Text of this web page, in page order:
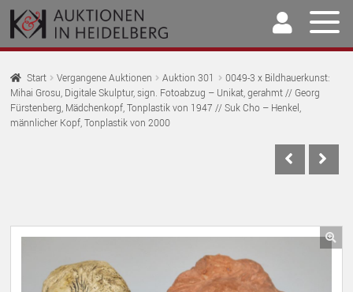
Zur
Navigation
springen
Springe
zum
Inhalt
Home
Auktionen
Start Vergangene Auktionen Auktion 301
0049-3 x Bildhauerkunst:
Mihai Grosu, Digitale Skulptur, sign. Fotoabzug – Unikat, gerahmt // Georg
Fürstenberg, Mädchenkopf, Tonplastik von 1947 // Suk Cho – Henkel,
männlicher Kopf, Tonplastik von 2000